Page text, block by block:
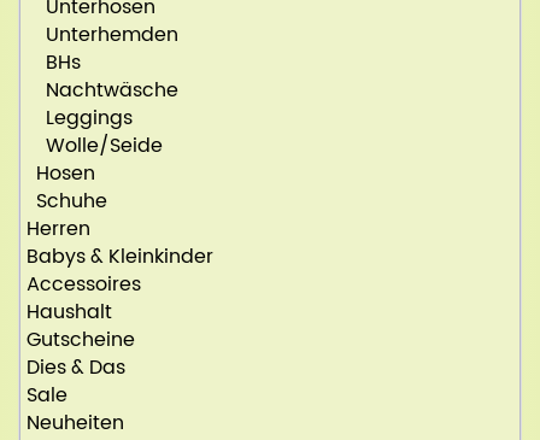
Unterhosen
Unterhemden
BHs
Nachtwäsche
Leggings
Wolle/Seide
Hosen
Schuhe
Herren
Babys & Kleinkinder
Accessoires
Haushalt
Gutscheine
Dies & Das
Sale
Neuheiten